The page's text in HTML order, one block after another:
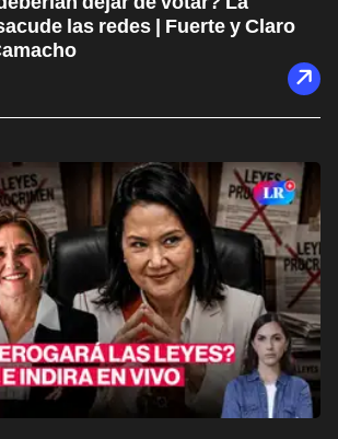
las redes | Fuerte y Claro